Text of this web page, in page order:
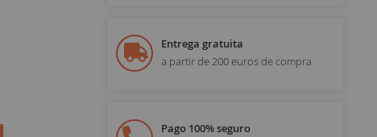
Entrega gratuita
a partir de 200 euros de compra
Pago 100% seguro